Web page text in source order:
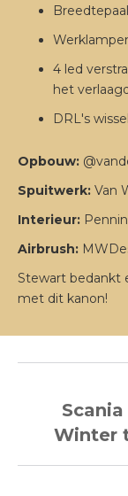
4 led
het
DRL's
Opbouw:
Spuitwerk: Van
Interieur:
Airbrush:
Stewart bedankt
met dit kanon!
Winter